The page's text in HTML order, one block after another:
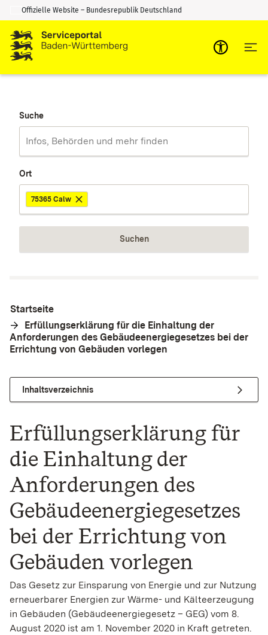
Zum Inhalt springen
Zur Suche springen
Offizielle Website – Bundesrepublik Deutschland
Suche
Ort
75365 Calw
Suchen
Startseite
Erfüllungserklärung für die Einhaltung der
Anforderungen des Gebäudeenergiegesetzes bei der
Errichtung von Gebäuden vorlegen
Inhaltsverzeichnis
Erfüllungserklärung für
die Einhaltung der
Anforderungen des
Gebäudeenergiegesetzes
bei der Errichtung von
Gebäuden vorlegen
Das Gesetz zur Einsparung von Energie und zur Nutzung
erneuerbarer Energien zur Wärme- und Kälteerzeugung
in Gebäuden (Gebäudeenergiegesetz – GEG) vom 8.
August 2020 ist am 1. November 2020 in Kraft getreten.